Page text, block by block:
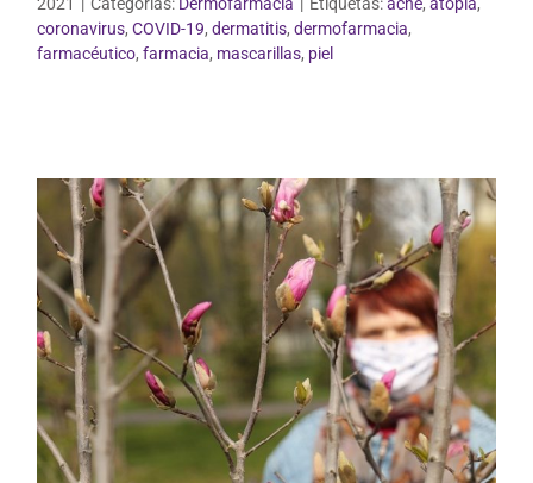
2021 | Categorías: Dermofarmacia | Etiquetas:acné, atopia,
coronavirus, COVID-19, dermatitis, dermofarmacia,
farmacéutico, farmacia, mascarillas, piel
Vida Saludable